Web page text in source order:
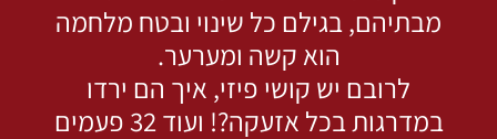
מבתיהם, בגילם כל שינוי ובטח מלחמה
הוא קשה ומערער.
לרובם יש קושי פיזי, איך הם ירדו
במדרגות בכל אזעקה?! ועוד 32 פעמים